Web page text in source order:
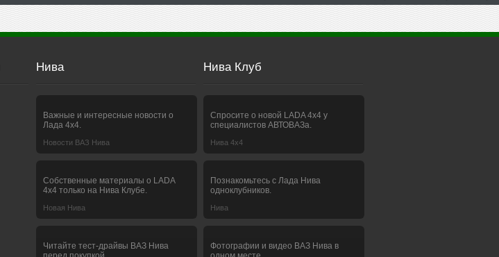
Нива
Важные и интересные новости о
Лада 4х4.
Новости ВАЗ Нива
Собственные материалы о LADA
4x4 только на Нива Клубе.
Новая Нива
Читайте тест-драйвы ВАЗ Нива
Нива Клуб
Спросите о новой LADA 4x4 у
специалистов АВТОВАЗа.
Нива 4х4
Познакомьтесь с Лада Нива
одноклубников.
Нива
Фотографии и видео ВАЗ Нива в